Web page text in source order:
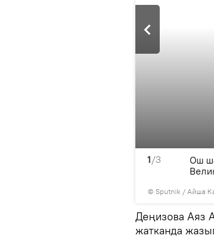
1/3
© Sputnik / Айша
Ош
Деңизова Аяз
жатканда